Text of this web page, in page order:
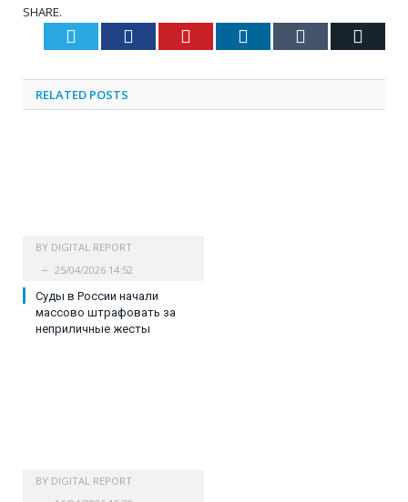
SHARE.
Twitter Facebook Pinterest LinkedIn Tumblr
RELATED POSTS
BY DIGITAL REPORT
25/04/2026 14:52
Cуды в России начали
массово штрафовать за
неприличные жесты
BY DIGITAL REPORT